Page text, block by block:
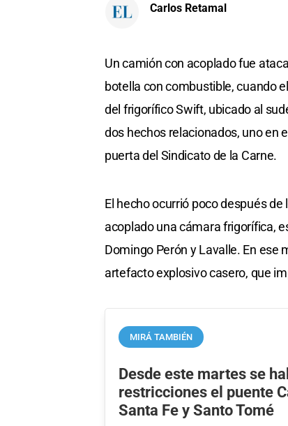
Carlos Retamal
Un camión con acoplado fue
botella con combustible, cuando
del frigorífico Swift, ubicado al
dos hechos relacionados, uno en
puerta del Sindicato de la Carne.
El hecho ocurrió poco después
acoplado una cámara frigorífica,
Domingo Perón y Lavalle. En ese
artefacto explosivo casero, que
MIRÁ TAMBIÉN
Desde este martes se
restricciones el puente
Santa Fe y Santo Tomé